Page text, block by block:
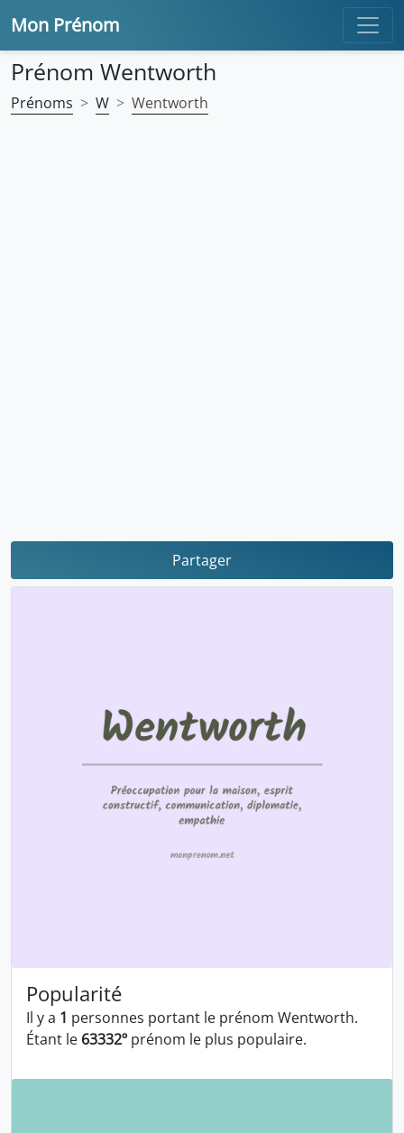
Mon Prénom
Prénom Wentworth
Prénoms W Wentworth
Partager
Popularité
Il y a 1 personnes portant le prénom Wentworth.
Étant le 63332º prénom le plus populaire.